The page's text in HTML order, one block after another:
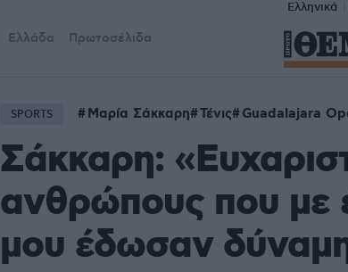
Ελληνικά
Ελλάδα Πρωτοσέλιδα
SPORTS Μαρία Σάκκαρη Τένις Guadalajara
Σάκκαρη:
ανθρώπους που με
μου έδωσαν